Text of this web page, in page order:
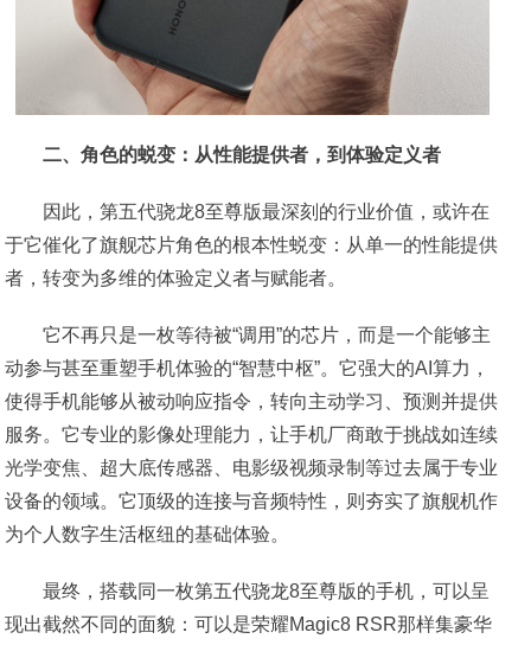
二、角色的蜕变：从性能提供者，到体验定义者
因此，第五代骁龙8至尊版最深刻的行业价值，或许在
于它催化了旗舰芯片角色的根本性蜕变：从单一的性能提供
者，转变为多维的体验定义者与赋能者。
它不再只是一枚等待被“调用”的芯片，而是一个能够主
动参与甚至重塑手机体验的“智慧中枢”。它强大的AI算力，
使得手机能够从被动响应指令，转向主动学习、预测并提供
服务。它专业的影像处理能力，让手机厂商敢于挑战如连续
光学变焦、超大底传感器、电影级视频录制等过去属于专业
设备的领域。它顶级的连接与音频特性，则夯实了旗舰机作
为个人数字生活枢纽的基础体验。
最终，搭载同一枚第五代骁龙8至尊版的手机，可以呈
现出截然不同的面貌：可以是荣耀Magic8 RSR那样集豪华